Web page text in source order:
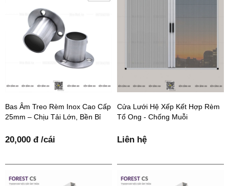
Bas Âm Treo Rèm Inox Cao Cấp
25mm – Chịu Tải Lớn, Bền Bỉ
20,000 đ /cái
Cửa Lưới Hệ Xếp Kết Hợp Rèm
Tổ Ong - Chống Muỗi
Liên hệ